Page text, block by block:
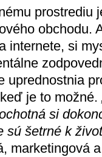
prostrediu
obchodu.
internete, si
uprednostnia
je to možné.
si
šetrné k
marketingová